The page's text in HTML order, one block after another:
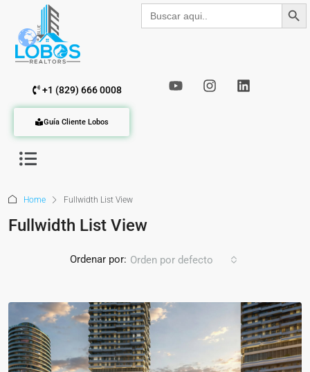
Buscar: Botón de
+1 (829) 666 0008
Guía Cliente Lobos
Home Fullwidth List View
Fullwidth List View
Ordenar por: Orden por defecto